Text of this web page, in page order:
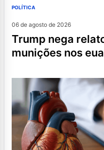
POLÍTICA
06 de agosto de 2026
trump nega relato sobre escassez de
munições nos eua